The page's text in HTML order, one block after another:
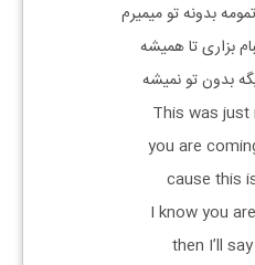
بدونه تو میمیرم
بزاری تا همیشه
بدون تو نمیشه
This was
you are
cause this
I know you
then I’ll